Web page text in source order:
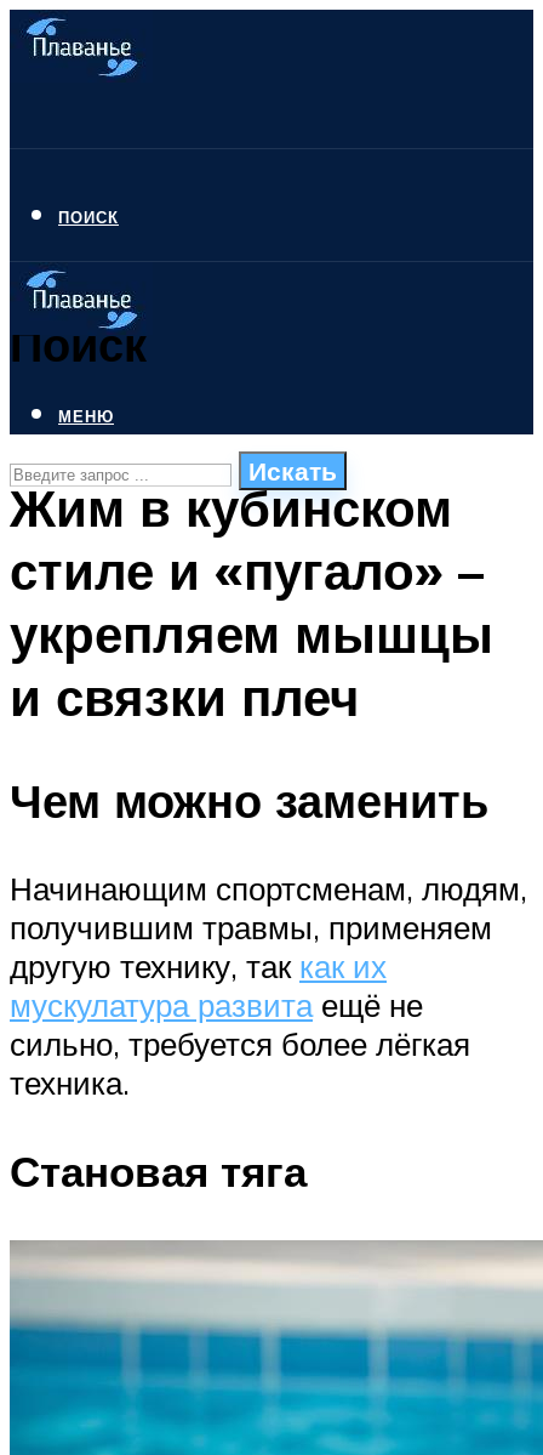
ПОИСК
Поиск
Искать
СТИЛИ ПЛАВАНЬЯ
ПЛАВАНЬЕ ДЛЯ ДЕТЕЙ
БАССЕЙН ДЛЯ ДОМА
МЕНЮ
Жим в кубинском
стиле и «пугало» –
укрепляем мышцы
и связки плеч
Чем можно заменить
Начинающим спортсменам, людям,
получившим травмы, применяем
другую технику, так как их
мускулатура развитаещё не
сильно, требуется более лёгкая
техника.
Становая тяга